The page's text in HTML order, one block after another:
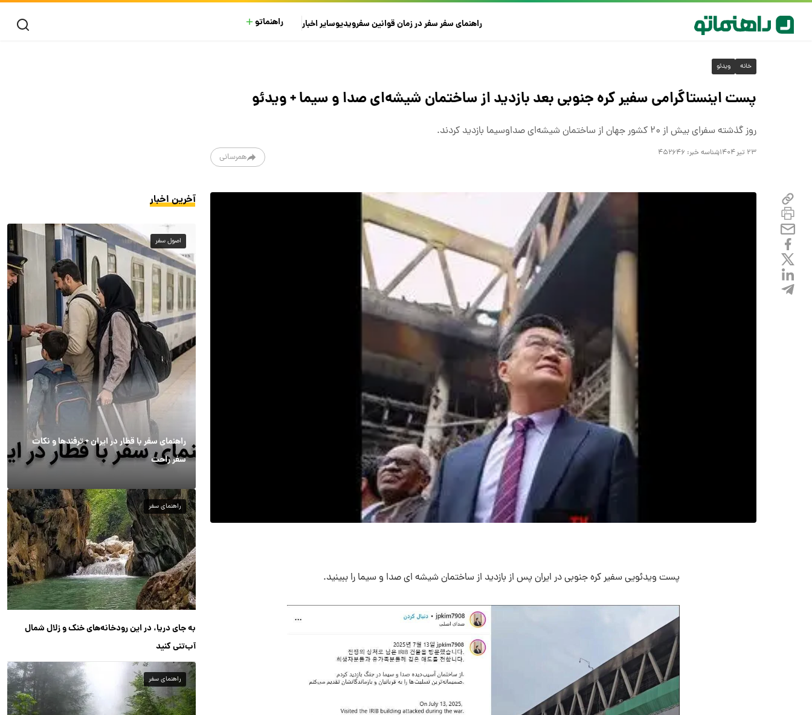
راهنمای سفرسفر در زمانقوانین سفرویدیوسایراخبار راهنماتو
خانه ویدئو
پست اینستاگرامی سفیر کره جنوبی بعد بازدید از ساختمان شیشه‌ای صدا و سیما + ویدئو
روز گذشته سفرای بیش از ۲۰ کشور جهان از ساختمان شیشه‌ای صداوسیما بازدید کردند.
۲۳ تیر ۱۴۰۴ شناسه خبر: ۴۵۲۶۴۶ همرسانی
پست ویدئویی سفیر کره جنوبی در ایران پس از بازدید از ساختمان شیشه ای صدا و سیما را ببینید.
آخرین اخبار
اصول سفر
راهنمای سفر با قطار در ایران + ترفندها و نکات
سفر راحت
راهنمای سفر
به جای دریا، در این رودخانه‌های خنک و زلال شمال
آب‌تنی کنید
راهنمای سفر